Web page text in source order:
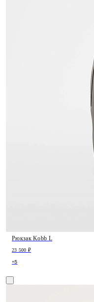
Рюкзак Kobb L
23 500 ₽
+5